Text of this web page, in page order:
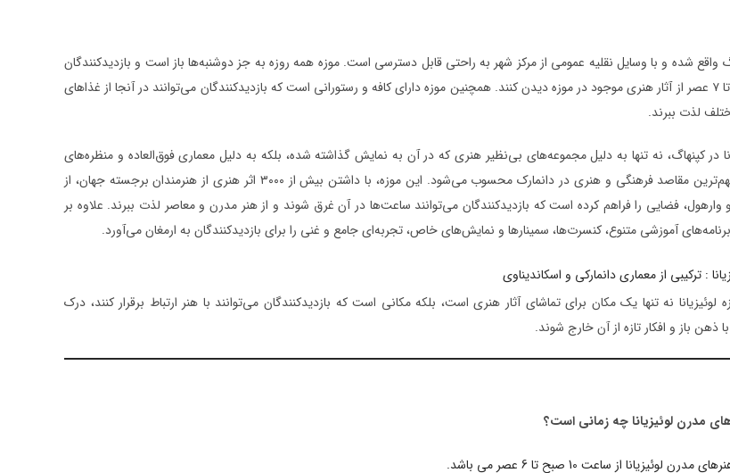
واقع شده و با وسایل نقلیه عمومی از مرکز شهر به راحتی قابل دسترسی است. موزه همه روزه به جز دوشنبه‌ها باز است و بازدیدکنندگان
می‌توانند از ساعت ۱۱ صبح تا ۷ عصر از آثار هنری موجود در موزه دیدن کنند. همچنین موزه دارای کافه و رستورانی است که بازدیدکنندگان می‌توانند در آنجا از غذاهای
لذت ببرند.
در کپنهاگ، نه تنها به دلیل مجموعه‌های بی‌نظیر هنری که در آن به نمایش گذاشته شده، بلکه به دلیل معماری فوق‌العاده و منظره‌های
دل‌انگیز اطرافش، یکی از مهم‌ترین مقاصد فرهنگی و هنری در دانمارک محسوب می‌شود. این موزه، با داشتن بیش از ۳۰۰۰ اثر هنری از هنرمندان برجسته جهان، از
وارهول، فضایی را فراهم کرده است که بازدیدکنندگان می‌توانند ساعت‌ها در آن غرق شوند و از هنر مدرن و معاصر لذت ببرند. علاوه بر
با برنامه‌های آموزشی متنوع، کنسرت‌ها، سمینارها و نمایش‌های خاص، تجربه‌ای جامع و غنی را برای بازدیدکنندگان به ارمغان می‌آورد.
لوئیزیانا نه تنها یک مکان برای تماشای آثار هنری است، بلکه مکانی است که بازدیدکنندگان می‌توانند با هنر ارتباط برقرار کنند، درک
ذهن باز و افکار تازه از آن خارج شوند.
مدرن لوئیزیانا چه زمانی است؟
لوئیزیانا از ساعت 10 صبح تا 6 عصر می باشد.